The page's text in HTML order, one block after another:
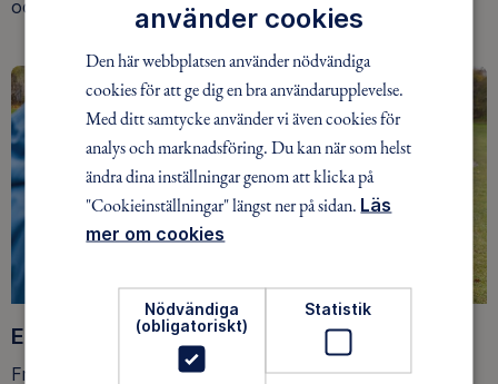
och på fjället.
Ett friluftsliv för alla
Friluftsfrämjandet arbetar för att så många som möjligt
använder cookies
Den här webbplatsen använder nödvändiga
cookies för att ge dig en bra användarupplevelse.
Med ditt samtycke använder vi även cookies för
analys och marknadsföring. Du kan när som helst
ändra dina inställningar genom att klicka på
"Cookieinställningar" längst ner på sidan. Läs
mer om cookies
Nödvändiga
(obligatoriskt)
Statistik